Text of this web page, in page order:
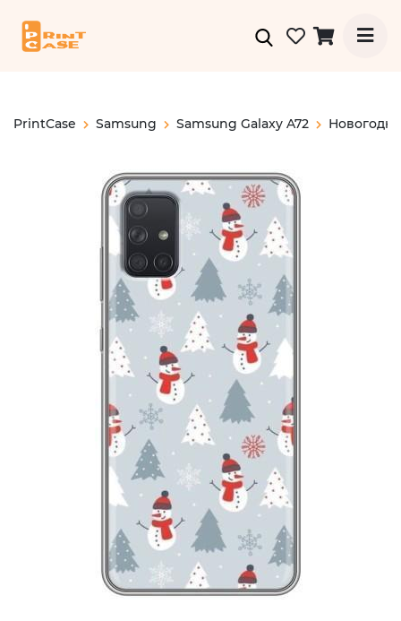
PrintCase Samsung Samsung Galaxy A72